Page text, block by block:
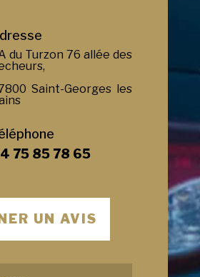
du Turzon 76 allée des
Saint-Georges les
75 85 78 65
UN AVIS